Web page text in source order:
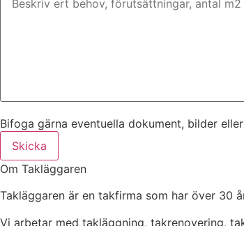
Bifoga gärna eventuella dokument, bilder
Skicka
Om Takläggaren
Takläggaren är en takfirma som har över 30
Vi arbetar med takläggning, takrenovering,